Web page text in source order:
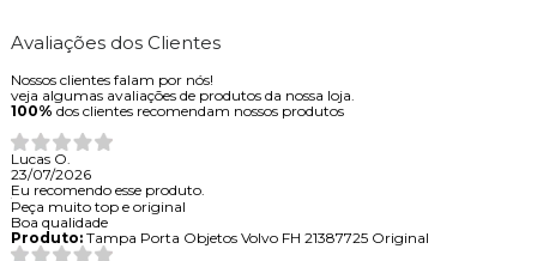
Avaliações dos Clientes
Nossos clientes falam por nós!
veja algumas avaliações de produtos da nossa loja.
100% dos clientes recomendam nossos produtos
Lucas O.
23/07/2026
Eu recomendo esse produto.
Peça muito top e original
Boa qualidade
Produto:Tampa Porta Objetos Volvo FH 21387725 Original